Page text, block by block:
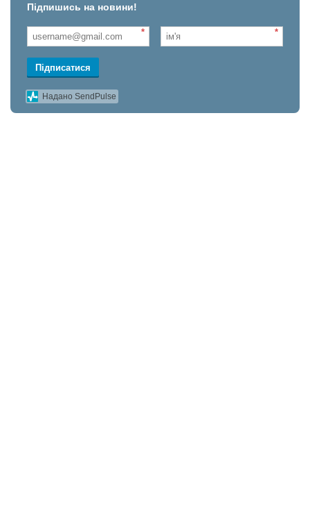
Підпишись на новини!
* *
Підписатися
Надано SendPulse